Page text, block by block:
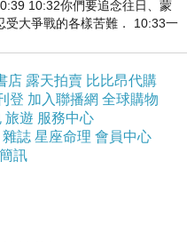
繭查明真相的過程非常
停的翻閱下頁。不會背
理性。
？
10:32你們要追念往日、蒙
受大爭戰的各樣苦難． 10:33一
成了戲景、叫眾人
店 露天拍賣 比比昂代購
登 加入聯播網 全球購物
旅遊 服務中心
雜誌 星座命理 會員中心
訊